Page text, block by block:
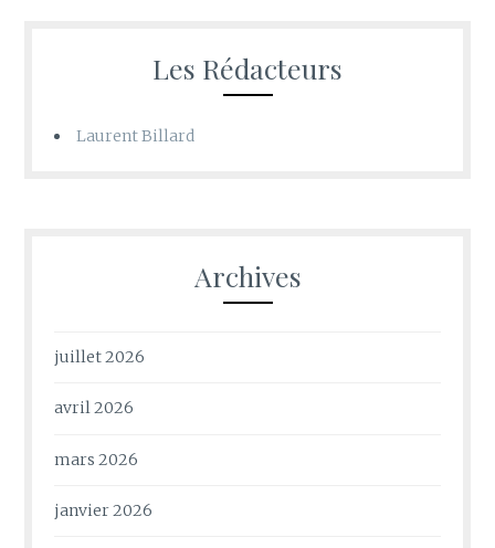
Les Rédacteurs
Laurent Billard
Archives
juillet 2026
avril 2026
mars 2026
janvier 2026